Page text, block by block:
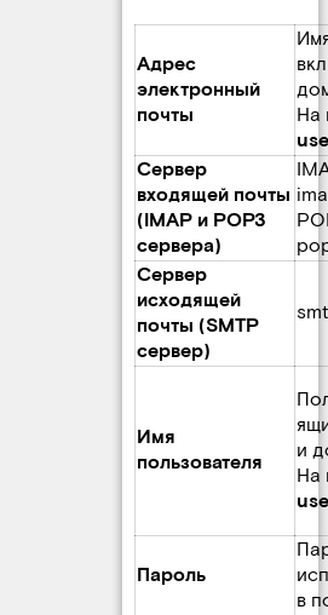
Адрес
электронный
почты
На
Сервер
входящей почты
(IMAP и POP3
сервера)
Сервер
исходящей
почты (SMTP
сервер)
Имя
пользователя
и
На
Пароль
в